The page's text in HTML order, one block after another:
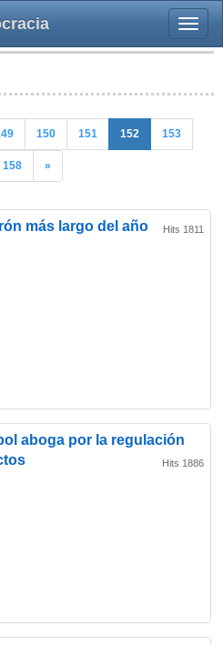
Toggle
150 151 152 153
158 »
más largo del año Hits 1811
aboga por la regulación
Hits 1886